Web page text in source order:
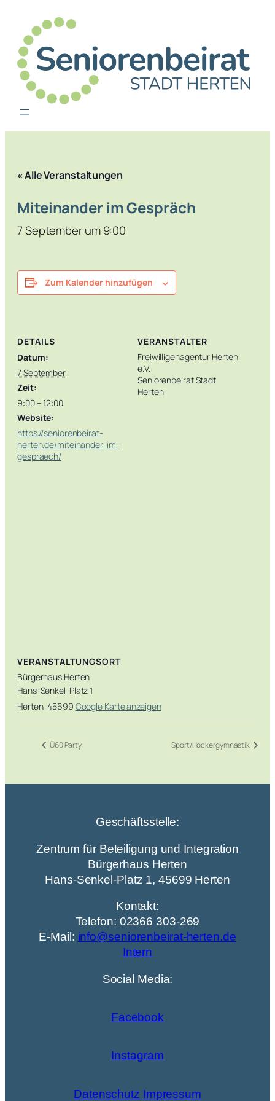
« Alle Veranstaltungen
Miteinander im Gespräch
7 September um 9:00
Zum Kalender hinzufügen
DETAILS
Datum:
7 September
Zeit:
9:00 – 12:00
Website:
https://seniorenbeirat-
herten.de/miteinander-im-
gespraech/
VERANSTALTER
Freiwilligenagentur Herten
e.V.
Seniorenbeirat Stadt
Herten
VERANSTALTUNGSORT
Bürgerhaus Herten
Hans-Senkel-Platz 1
Herten, 45699 Google Karte anzeigen
Ü60 Party Sport/Hockergymnastik
Geschäftsstelle:
Zentrum für Beteiligung und Integration
Bürgerhaus Herten
Hans-Senkel-Platz 1, 45699 Herten
Kontakt:
Telefon: 02366 303-269
E-Mail: info@seniorenbeirat-herten.de
Intern
Social Media:
Facebook
Instagram
Datenschutz Impressum